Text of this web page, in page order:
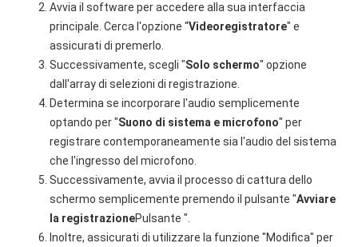
Avvia il software per accedere alla sua interfaccia
principale. Cerca l'opzione “Videoregistratore" e
assicurati di premerlo.
Successivamente, scegli "Solo schermo" opzione
dall'array di selezioni di registrazione.
Determina se incorporare l'audio semplicemente
optando per "Suono di sistema e microfono" per
registrare contemporaneamente sia l'audio del sistema
che l'ingresso del microfono.
Successivamente, avvia il processo di cattura dello
schermo semplicemente premendo il pulsante "Avviare
la registrazionePulsante ".
Inoltre, assicurati di utilizzare la funzione "Modifica" per